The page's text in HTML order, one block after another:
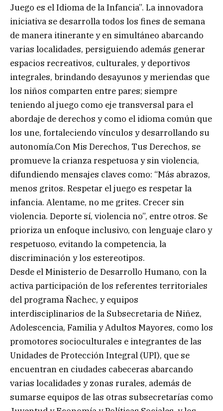
Juego es el Idioma de la Infancia”. La innovadora
iniciativa se desarrolla todos los fines de semana
de manera itinerante y en simultáneo abarcando
varias localidades, persiguiendo además generar
espacios recreativos, culturales, y deportivos
integrales, brindando desayunos y meriendas que
los niños comparten entre pares; siempre
teniendo al juego como eje transversal para el
abordaje de derechos y como el idioma común que
los une, fortaleciendo vínculos y desarrollando su
autonomía.Con Mis Derechos, Tus Derechos, se
promueve la crianza respetuosa y sin violencia,
difundiendo mensajes claves como: “Más abrazos,
menos gritos. Respetar el juego es respetar la
infancia. Alentame, no me grites. Crecer sin
violencia. Deporte sí, violencia no”, entre otros. Se
prioriza un enfoque inclusivo, con lenguaje claro y
respetuoso, evitando la competencia, la
discriminación y los estereotipos.
Desde el Ministerio de Desarrollo Humano, con la
activa participación de los referentes territoriales
del programa Ñachec, y equipos
interdisciplinarios de la Subsecretaria de Niñez,
Adolescencia, Familia y Adultos Mayores, como los
promotores socioculturales e integrantes de las
Unidades de Protección Integral (UPI), que se
encuentran en ciudades cabeceras abarcando
varias localidades y zonas rurales, además de
sumarse equipos de las otras subsecretarías como